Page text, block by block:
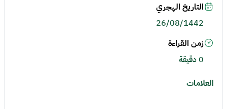
التاريخ الهجري
26/08/1442
زمن القراءة
0 دقيقة
العلامات